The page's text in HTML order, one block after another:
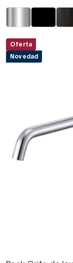
Oferta
Novedad